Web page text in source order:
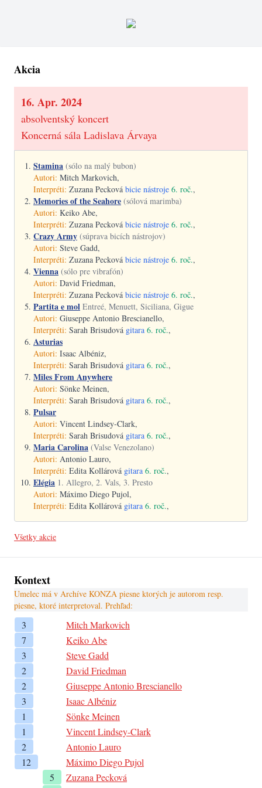
Akcia
16. Apr. 2024
absolventský koncert
Koncerná sála Ladislava Árvaya
Stamina (sólo na malý bubon)
Autori: Mitch Markovich,
Interpréti: Zuzana Pecková bicie nástroje 6. roč.,
Memories of the Seahore (sólová marimba)
Autori: Keiko Abe,
Interpréti: Zuzana Pecková bicie nástroje 6. roč.,
Crazy Army (súprava bicích nástrojov)
Autori: Steve Gadd,
Interpréti: Zuzana Pecková bicie nástroje 6. roč.,
Vienna (sólo pre vibrafón)
Autori: David Friedman,
Interpréti: Zuzana Pecková bicie nástroje 6. roč.,
Partita e mol Entreé, Menuett, Siciliana, Gigue
Autori: Giuseppe Antonio Brescianello,
Interpréti: Sarah Brisudová gitara 6. roč.,
Asturias
Autori: Isaac Albéniz,
Interpréti: Sarah Brisudová gitara 6. roč.,
Miles From Anywhere
Autori: Sönke Meinen,
Interpréti: Sarah Brisudová gitara 6. roč.,
Pulsar
Autori: Vincent Lindsey-Clark,
Interpréti: Sarah Brisudová gitara 6. roč.,
Maria Carolina (Valse Venezolano)
Autori: Antonio Lauro,
Interpréti: Edita Kollárová gitara 6. roč.,
Elégia 1. Allegro, 2. Vals, 3. Presto
Autori: Máximo Diego Pujol,
Interpréti: Edita Kollárová gitara 6. roč.,
Všetky akcie
Kontext
Umelec má v Archíve KONZA piesne ktorých je autorom resp.
piesne, ktoré interpretoval. Prehľad:
3
Mitch Markovich
7
Keiko Abe
3
Steve Gadd
2
David Friedman
2
Giuseppe Antonio Brescianello
3
Isaac Albéniz
1
Sönke Meinen
1
Vincent Lindsey-Clark
2
Antonio Lauro
12
Máximo Diego Pujol
5
Zuzana Pecková